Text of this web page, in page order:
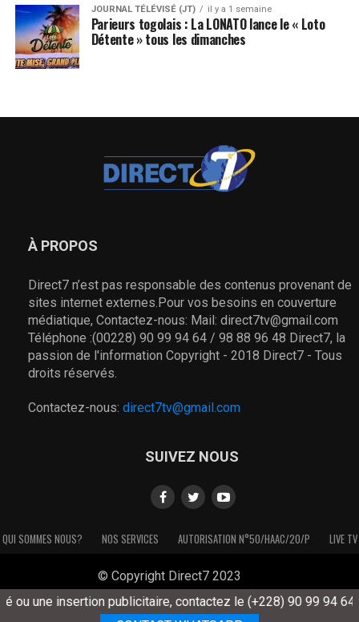
JOURNAL TÉLÉVISÉ (JT) il y a 1 semaine
Parieurs togolais : La LONATO lance le « Loto
Détente » tous les dimanches
À PROPOS
Direct7 n’est pas responsable des contenus provenant de
sites internet externes.Pour vos besoins en couverture
médiatique, Contactez-nous: Mail: direct7tv@gmail.com
Téléphone :(00228) 90 99 94 64 / 98 88 96 48 Direct7, la
passion de l'information Copyright - 2018 Direct7 - Tous
droits réservés.
Contactez-nous: direct7tv@gmail.com
SUIVEZ NOUS
QUI SOMMES NOUS? NOS SERVICES AUTORISATION N°50/HAAC/20/P LIVE TV
© Copyright Direct7 2023
une insertion publicitaire, contactez le (+228) 90 99 94 64